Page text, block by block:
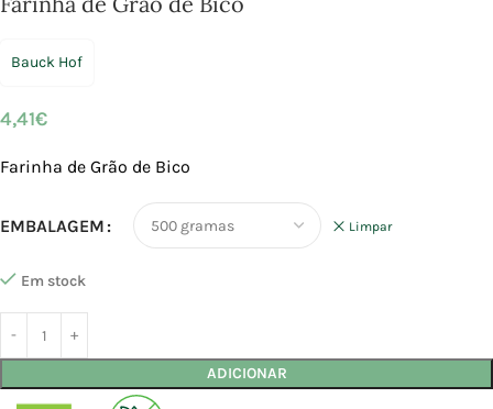
Bauck Hof
4,41€
Farinha de Grão de Bico
EMBALAGEM Limpar
Em stock
ADICIONAR